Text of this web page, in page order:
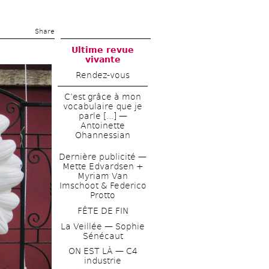
Share
Ultime revue
vivante
Rendez-vous
C’est grâce à mon
vocabulaire que je
parle [...] —
Antoinette
Ohannessian
Dernière publicité —
Mette Edvardsen +
Myriam Van
Imschoot & Federico
Protto
FÊTE DE FIN
La Veillée — Sophie
Sénécaut
ON EST LÀ — C4
industrie